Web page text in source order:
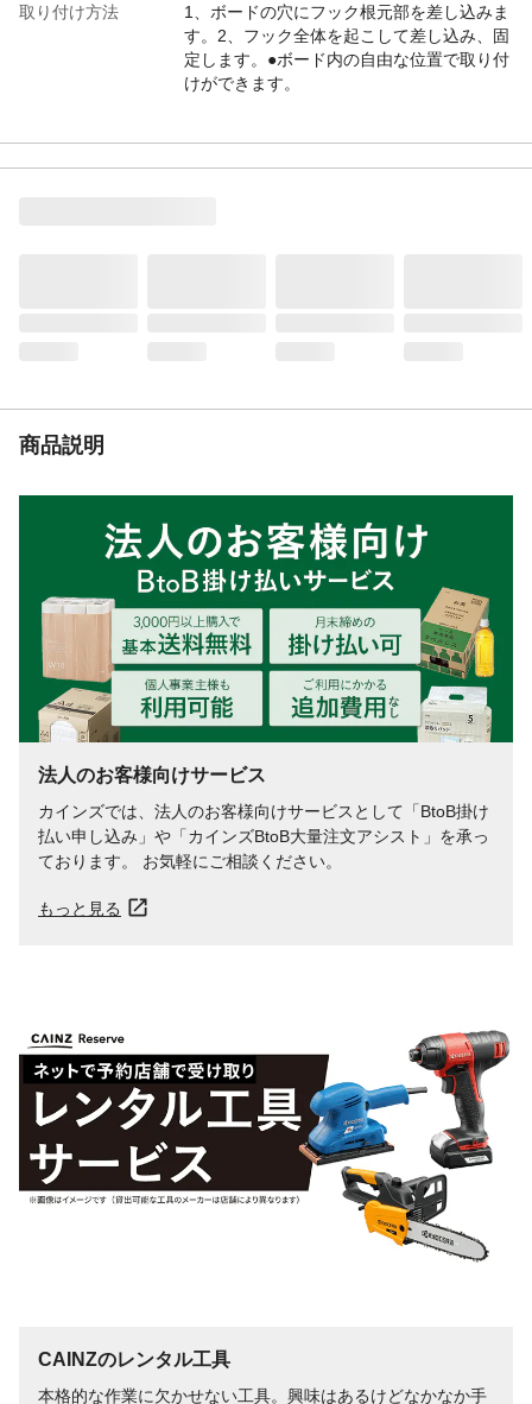
取り付け方法
1、ボードの穴にフック根元部を差し込みま
す。2、フック全体を起こして差し込み、固
定します。●ボード内の自由な位置で取り付
けができます。
使用上の注意
●本来の用途以外には使用しないでくださ
い。●お子様の手の届かない場所に保管して
商品説明
法人のお客様向けサービス
カインズでは、法人のお客様向けサービスとして「BtoB掛け
払い申し込み」や「カインズBtoB大量注文アシスト」を承っ
ております。 お気軽にご相談ください。
もっと見る
CAINZのレンタル工具
本格的な作業に欠かせない工具。興味はあるけどなかなか手